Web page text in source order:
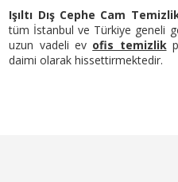
Işıltı Dış Cephe Cam
tüm İstanbul ve Türkiye geneli
uzun vadeli ev ofis temizlik
daimi olarak hissettirmektedir.